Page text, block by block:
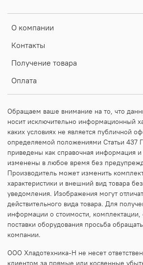
О компании
Контакты
Получение товара
Оплата
Обращаем ваше внимание на то, что
носит исключительно информационный
каких условиях не является публичной
определяемой положениями Статьи 437
приведены как справочная информация и
изменены в любое время без
Производитель может изменить
характеристики и внешний вид товара
уведомления. Изображения могут
действительного вида товара. Для
информации о стоимости, комплектации,
поставки оборудования просьба
компании.
ООО Хладотехника-Н не несет
клиентом за прямые или косвенные